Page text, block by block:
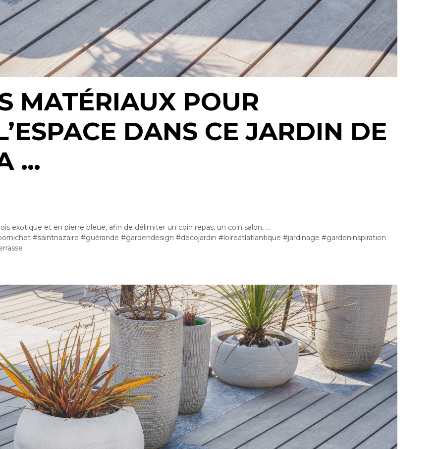
MATÉRIAUX POUR
DANS CE JARDIN DE
…
exotique et en pierre bleue, afin de délimiter un coin repas, un coin salon, …
#saintnazaire #guérande #gardendesign #decojardin #loireatlatlantique #jardinage #gardeninspiration